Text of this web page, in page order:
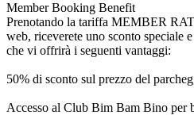
Member Booking Benefit
Prenotando la tariffa MEMBER
web, riceverete uno sconto speciale
che vi offrirà i seguenti vantaggi:
50% di sconto sul prezzo del
Accesso al Club Bim Bam Bino per